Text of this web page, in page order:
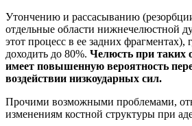
Утончению и рассасыванию
отдельные области нижнечелюстной
этот процесс в ее задних
доходить до 80%. Челюсть при таких
имеет повышенную вероятность
воздействии низкоударных сил.
Прочими возможными проблемами,
изменениям костной структуры при